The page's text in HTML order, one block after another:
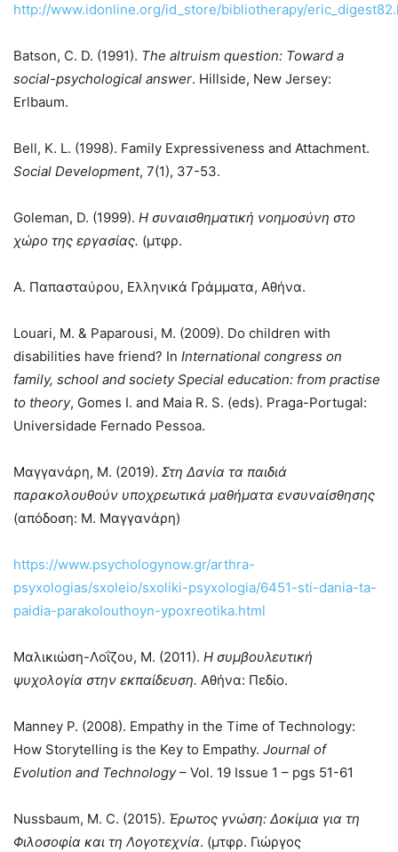
http://www.idonline.org/id_store/bibliotherapy/
Batson, C. D. (1991). The altruism question: Toward a
social-psychological answer. Hillside, New Jersey:
Erlbaum.
Bell, K. L. (1998). Family Expressiveness and Attachment.
Social Development, 7(1), 37-53.
Goleman, D. (1999). Η συναισθηματική νοημοσύνη στο
χώρο της εργασίας. (μτφρ.
Α. Παπασταύρου, Ελληνικά Γράμματα, Αθήνα.
Louari, M. & Paparousi, M. (2009). Do children with
disabilities have friend? In International congress on
family, school and society Special education: from practise
to theory, Gomes I. and Maia R. S. (eds). Praga-Portugal:
Universidade Fernado Pessoa.
Μαγγανάρη, Μ. (2019). Στη Δανία τα παιδιά
παρακολουθούν υποχρεωτικά μαθήματα ενσυναίσθησης
(απόδοση: Μ. Μαγγανάρη)
https://www.psychologynow.gr/arthra-
psyxologias/sxoleio/sxoliki-psyxologia/6451-sti-dania-ta-
paidia-parakolouthoyn-ypoxreotika.html
Μαλικιώση-Λοΐζου, Μ. (2011). Η συμβουλευτική
ψυχολογία στην εκπαίδευση. Αθήνα: Πεδίο.
Manney P. (2008). Empathy in the Time of Technology:
How Storytelling is the Key to Empathy. Journal of
Evolution and Technology– Vol. 19 Issue 1 – pgs 51-61
Nussbaum, M. C. (2015). Έρωτος γνώση: Δοκίμια για τη
Φιλοσοφία και τη Λογοτεχνία. (μτφρ. Γιώργος